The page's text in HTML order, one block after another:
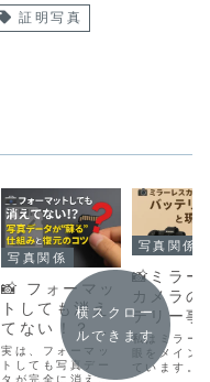
証明写真
写真関係
📸 フォーマッ
トしても消え
てない！？写
真データが“蘇
る”仕組みと復
実は、フォーマッ
トしても写真デー
写真関係
📸ミラー
カメラの
テリー事
現場充電
私はミラー
眼をメイン
ています。
横スクロー
ルできます